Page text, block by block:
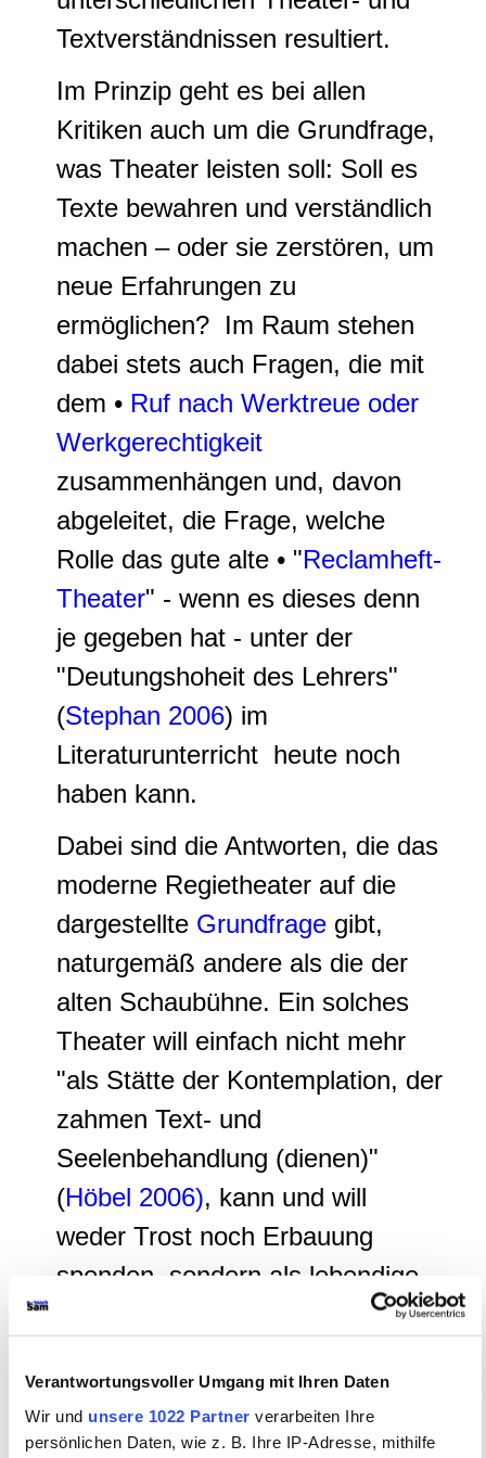
Verantwortungsvoller Umgang mit Ihren Daten
Wir und unsere 1022 Partner verarbeiten Ihre
persönlichen Daten, wie z. B. Ihre IP-Adresse, mithilfe
Textverständnissen resultiert.
Im Prinzip geht es bei allen
Kritiken auch um die Grundfrage,
was Theater leisten soll: Soll es
Texte bewahren und verständlich
machen – oder sie zerstören, um
neue Erfahrungen zu
ermöglichen? Im Raum stehen
dabei stets auch Fragen, die mit
dem • Ruf nach Werktreue oder
Werkgerechtigkeit
zusammenhängen und, davon
abgeleitet, die Frage, welche
Rolle das gute alte • "Reclamheft-
Theater" - wenn es dieses denn
je gegeben hat - unter der
"Deutungshoheit des Lehrers"
(Stephan 2006) im
Literaturunterricht heute noch
haben kann.
Dabei sind die Antworten, die das
moderne Regietheater auf die
dargestellte Grundfrage gibt,
naturgemäß andere als die der
alten Schaubühne. Ein solches
Theater will einfach nicht mehr
"als Stätte der Kontemplation, der
zahmen Text- und
Seelenbehandlung (dienen)"
(Höbel 2006), kann und will
weder Trost noch Erbauung
spenden, sondern als lebendige
Kunst ein Spiegelbild ihrer Zeit
Schrecken, Katastrophen der
Gegenwart erzählen sollte und